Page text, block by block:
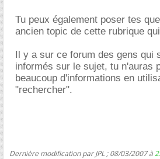
Tu peux également poser tes
ancien topic de cette rubrique
Il y a sur ce forum des gens qui
informés sur le sujet, tu n'auras
beaucoup d'informations en
"rechercher".
Dernière modification par JPL ; 08/03/2007 à